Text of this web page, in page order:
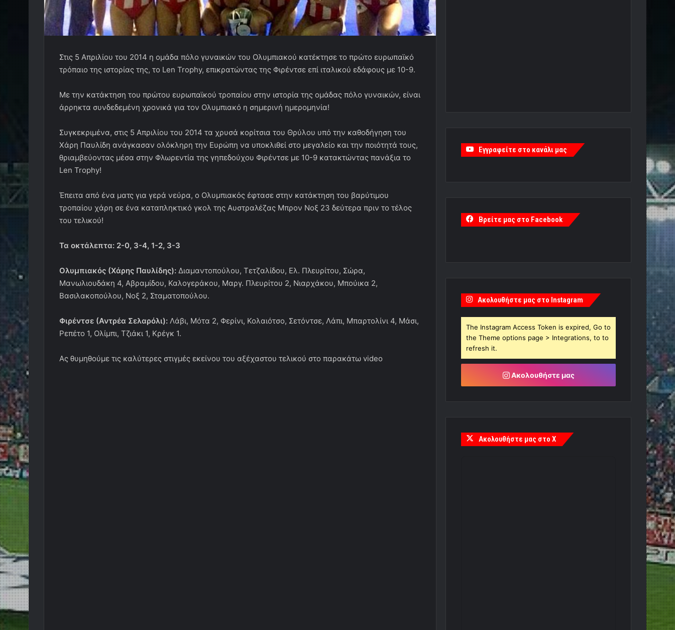
Στις 5 Απριλίου του 2014 η ομάδα πόλο γυναικών του Ολυμπιακού κατέκτησε το πρώτο ευρωπαϊκό
τρόπαιο της ιστορίας της, το Len Trophy, επικρατώντας της Φιρέντσε επί ιταλικού εδάφους με 10-9.
Με την κατάκτηση του πρώτου ευρωπαϊκού τροπαίου στην ιστορία της ομάδας πόλο γυναικών, είναι
άρρηκτα συνδεδεμένη χρονικά για τον Ολυμπιακό η σημερινή ημερομηνία!
Συγκεκριμένα, στις 5 Απριλίου του 2014 τα χρυσά κορίτσια του Θρύλου υπό την καθοδήγηση του
Χάρη Παυλίδη ανάγκασαν ολόκληρη την Ευρώπη να υποκλιθεί στο μεγαλείο και την ποιότητά τους,
θριαμβεύοντας μέσα στην Φλωρεντία της γηπεδούχου Φιρέντσε με 10-9 κατακτώντας πανάξια το
Len Trophy!
Έπειτα από ένα ματς για γερά νεύρα, ο Ολυμπιακός έφτασε στην κατάκτηση του βαρύτιμου
τροπαίου χάρη σε ένα καταπληκτικό γκολ της Αυστραλέζας Μπρον Νοξ 23 δεύτερα πριν το τέλος
του τελικού!
Τα οκτάλεπτα: 2-0, 3-4, 1-2, 3-3
Ολυμπιακός (Χάρης Παυλίδης): Διαμαντοπούλου, Τετζαλίδου, Ελ. Πλευρίτου, Σώρα,
Μανωλιουδάκη 4, Αβραμίδου, Καλογεράκου, Μαργ. Πλευρίτου 2, Νιαρχάκου, Μπούικα 2,
Βασιλακοπούλου, Νοξ 2, Σταματοπούλου.
Φιρέντσε (Αντρέα Σελαρόλι): Λάβι, Μότα 2, Φερίνι, Κολαιότσο, Σετόντσε, Λάπι, Μπαρτολίνι 4, Μάσι,
Ρεπέτο 1, Ολίμπι, Τζιάκι 1, Κρέγκ 1.
Ας θυμηθούμε τις καλύτερες στιγμές εκείνου του αξέχαστου τελικού στο παρακάτω video
Εγγραφείτε στο κανάλι μας
Βρείτε μας στο Facebook
Ακολουθήστε μας στο Instagram
The Instagram Access Token is expired, Go to
the Theme options page > Integrations, to to
refresh it.
Ακολουθήστε μας
Ακολουθήστε μας στο X